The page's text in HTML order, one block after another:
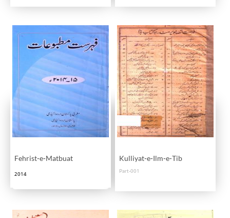
Fehrist-e-Matbuat
2014
Kulliyat-e-Ilm-e-Tib
Part-001